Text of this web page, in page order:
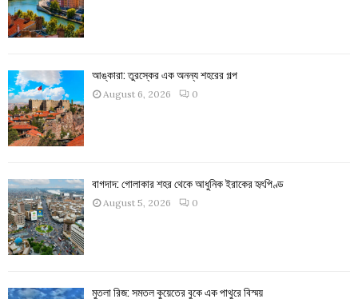
আঙ্কারা: তুরস্কের এক অনন্য শহরের গল্প
August 6, 2026 0
বাগদাদ: গোলাকার শহর থেকে আধুনিক ইরাকের হৃৎপিণ্ড
August 5, 2026 0
মুতলা রিজ: সমতল কুয়েতের বুকে এক পাথুরে বিস্ময়